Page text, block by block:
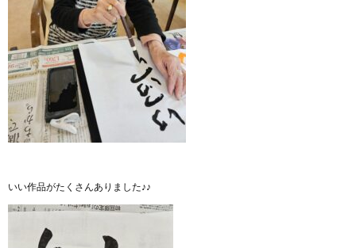
いい作品がたくさんありました♪♪